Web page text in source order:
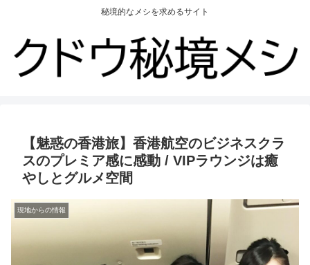
秘境的なメシを求めるサイト
【魅惑の香港旅】香港航空のビジネスクラ
スのプレミア感に感動 / VIPラウンジは癒
やしとグルメ空間
現地からの情報